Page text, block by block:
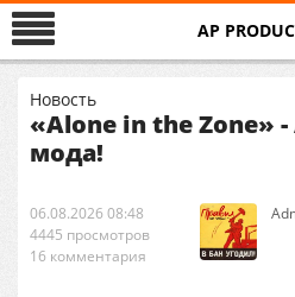
AP
Новость
«Alone in the Zone»
мода!
06.08.2026 08:48
4445 просмотров
16 комментария